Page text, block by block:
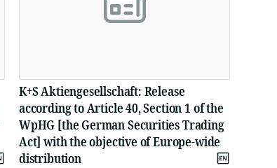
K+S Aktiengesellschaft: Release
according to Article 40, Section 1 of the
WpHG [the German Securities Trading
Act] with the objective of Europe-wide
distribution